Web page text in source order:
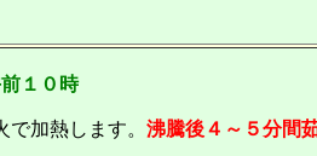
１０時
加熱します。 沸騰後４～５分間